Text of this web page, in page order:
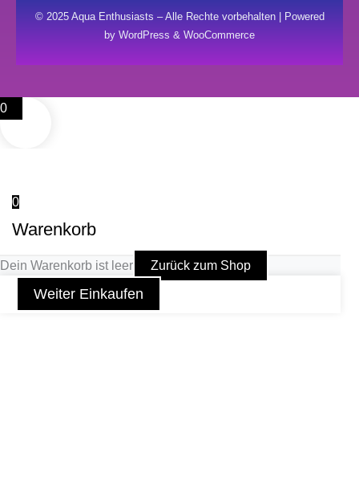
© 2025 Aqua Enthusiasts – Alle Rechte vorbehalten | Powered
by WordPress & WooCommerce
0
0
Warenkorb
Dein Warenkorb ist leer Zurück zum Shop
Weiter Einkaufen